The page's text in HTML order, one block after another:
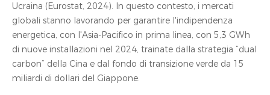
Ucraina (Eurostat, 2024). In questo contesto, i mercati
globali stanno lavorando per garantire l'indipendenza
energetica, con l'Asia-Pacifico in prima linea, con 5,3 GWh
di nuove installazioni nel 2024, trainate dalla strategia “dual
carbon” della Cina e dal fondo di transizione verde da 15
miliardi di dollari del Giappone.